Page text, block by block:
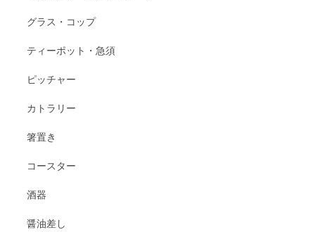
グラス・コップ
ティーポット・急須
ピッチャー
カトラリー
箸置き
コースター
酒器
醤油差し